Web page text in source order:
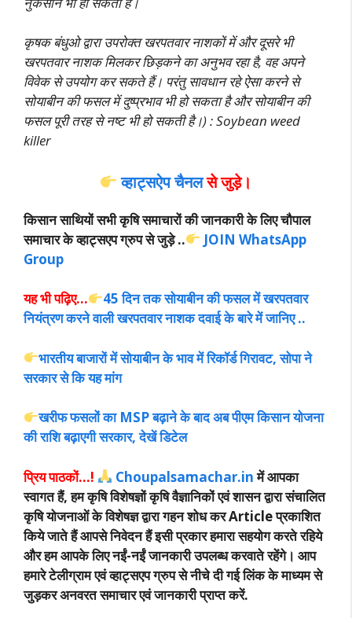
कृषक बंधुओ द्वारा उपरोक्त खरपतवार नाशकों में और दूसरे भी
खरपतवार नाशक मिलकर छिड़कने का अनुभव रहा है, वह अपने
विवेक से उपयोग कर सकते हैं। परंतु सावधान रहे ऐसा करने से
सोयाबीन की फसल में दुष्प्रभाव भी हो सकता है और सोयाबीन की
फसल पूरी तरह से नष्ट भी हो सकती है।) : Soybean weed
killer
व्हाट्सऐप चैनलसे जुड़े।
किसान साथियों सभी कृषि समाचारों की जानकारी के लिए चौपाल
समाचार के व्हाट्सएप ग्रुप से जुड़े ..
JOIN WhatsApp
Group
यह भी पढ़िए…
45 दिन तक सोयाबीन की फसल में खरपतवार
नियंत्रण करने वाली खरपतवार नाशक दवाई के बारे में जानिए ..
भारतीय बाजारों में सोयाबीन के भाव में रिकॉर्ड गिरावट, सोपा ने
सरकार से कि यह मांग
खरीफ फसलों का MSP बढ़ाने के बाद अब पीएम किसान योजना
की राशि बढ़ाएगी सरकार, देखें डिटेल
प्रिय पाठकों…! Choupalsamachar.inमें आपका
स्वागत हैं, हम कृषि विशेषज्ञों कृषि वैज्ञानिकों एवं शासन द्वारा संचालित
कृषि योजनाओं के विशेषज्ञ द्वारा गहन शोध कर Article प्रकाशित
किये जाते हैं आपसे निवेदन हैं इसी प्रकार हमारा सहयोग करते रहिये
और हम आपके लिए नईं-नईं जानकारी उपलब्ध करवाते रहेंगे। आप
हमारे टेलीग्राम एवं व्हाट्सएप ग्रुप से नीचे दी गई लिंक के माध्यम से
जुड़कर अनवरत समाचार एवं जानकारी प्राप्त करें.